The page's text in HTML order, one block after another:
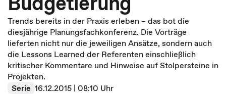
Trends bereits in der Praxis erleben – das bot die
diesjährige Planungsfachkonferenz. Die Vorträge
lieferten nicht nur die jeweiligen Ansätze, sondern auch
die Lessons Learned der Referenten einschließlich
kritischer Kommentare und Hinweise auf Stolpersteine in
Projekten.
Serie 16.12.2015 | 08:10 Uhr